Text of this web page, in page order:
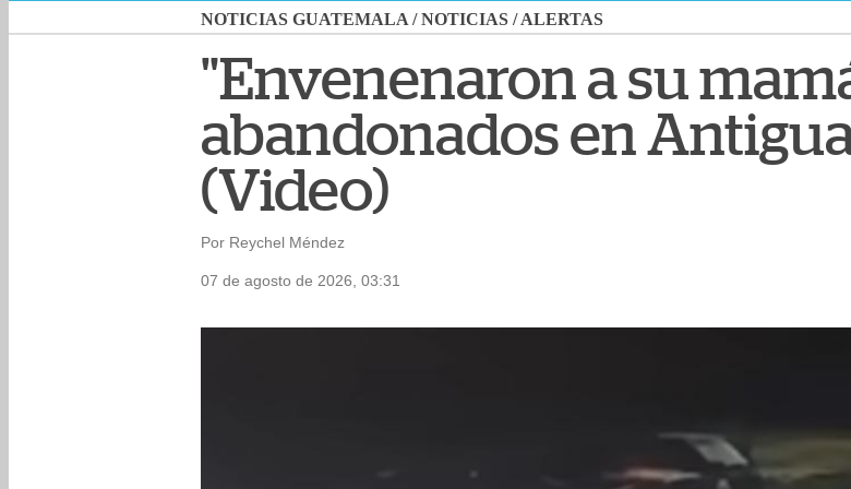
NOTICIAS GUATEMALA /NOTICIAS /ALERTAS
"Envenenaron a su
abandonados en
(Video)
Por Reychel Méndez
07 de agosto de 2026, 03:31